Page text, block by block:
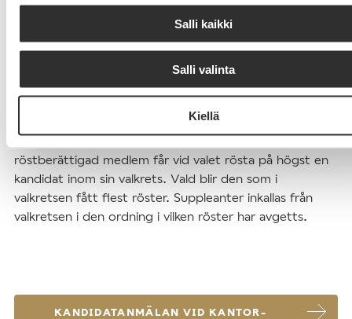
Salli kaikki
Salli valinta
Kiellä
Val i januari-februari 2022
är direkt och hemligt och det förrättas elektroniskt.
Gällande röstningen ges särskilda direktiv i januari 2022.
Vid valet tillämpas valsättet för majoritetsval. Varje
röstberättigad medlem får vid valet rösta på högst en
kandidat inom sin valkrets. Vald blir den som i
valkretsen fått flest röster. Suppleanter inkallas från
valkretsen i den ordning i vilken röster har avgetts.
KANDIDATANMÄLAN VID KANTOR-